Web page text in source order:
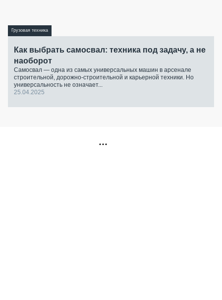
Грузовая техника
Как выбрать самосвал: техника под задачу, а не
наоборот
Самосвал — одна из самых универсальных машин в арсенале
строительной, дорожно-строительной и карьерной техники. Но
универсальность не означает...
25.04.2025